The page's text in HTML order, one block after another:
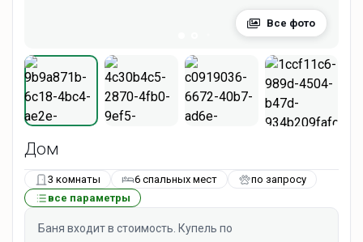
Все фото
Дом
3 комнаты 6 спальных мест
по запросу
все параметры
Баня входит в стоимость. Купель по